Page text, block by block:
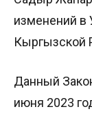
изменений в
Кыргызской
Данный
июня 2023